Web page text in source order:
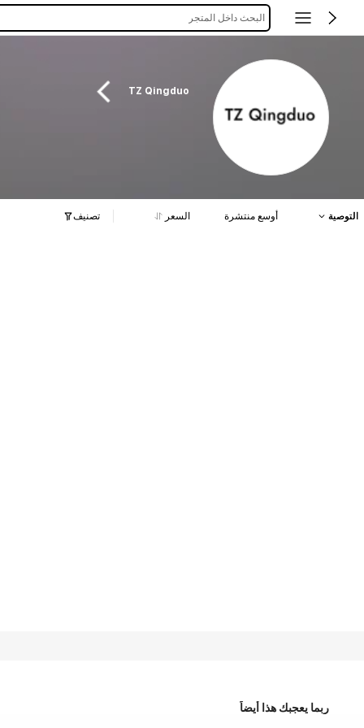
البحث داخل المتجر
TZ Qingduo
التوصية أوسع منتشرة السعر تصنيف
ربما يعجبك هذا أيضاً